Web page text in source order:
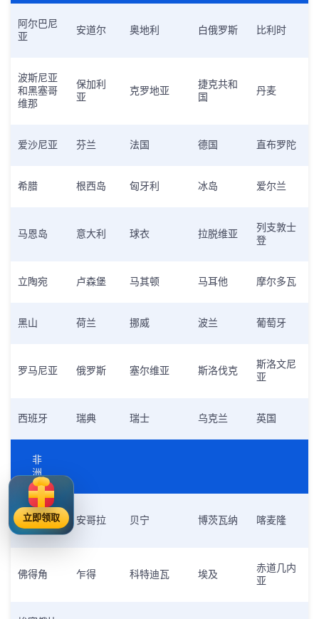
阿尔巴尼
亚
安道尔 奥地利 白俄罗斯 比利时
波斯尼亚
和黑塞哥
维那
保加利
亚
克罗地亚
捷克共和
国
丹麦
爱沙尼亚 芬兰 法国 德国 直布罗陀
希腊 根西岛 匈牙利 冰岛 爱尔兰
马恩岛 意大利 球衣 拉脱维亚
列支敦士
登
立陶宛 卢森堡 马其顿 马耳他 摩尔多瓦
黑山 荷兰 挪威 波兰 葡萄牙
罗马尼亚 俄罗斯 塞尔维亚 斯洛伐克
斯洛文尼
亚
西班牙 瑞典 瑞士 乌克兰 英国
非
洲
阿尔及利
亚
安哥拉 贝宁 博茨瓦纳 喀麦隆
佛得角 乍得 科特迪瓦 埃及
赤道几内
亚
立即领取